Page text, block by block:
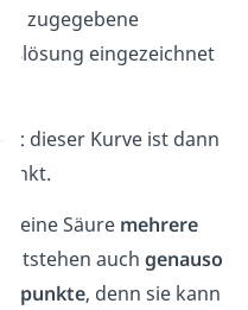
zugegebene
eingezeichnet
dieser Kurve ist dann
eine Säure mehrere
entstehen auchgenauso
, denn sie kann